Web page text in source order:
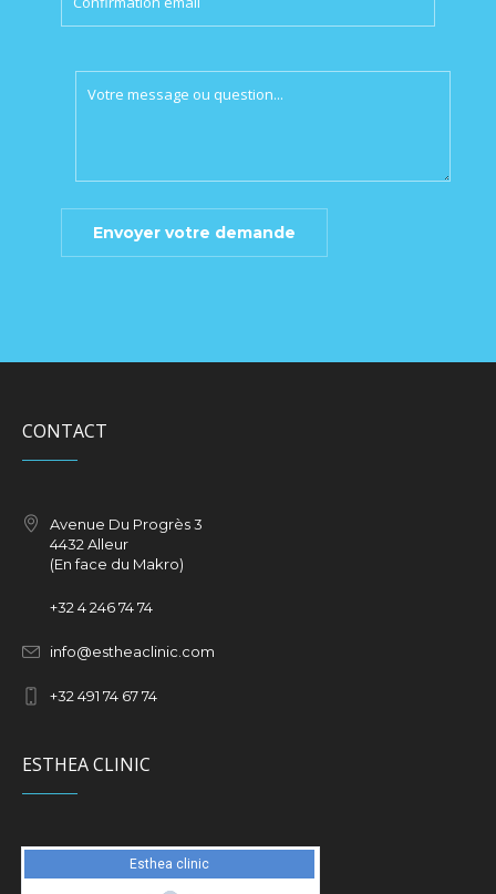
this
field
CONTACT
Avenue Du Progrès 3
4432 Alleur
(En face du Makro)
+324 246 74 74
info@estheaclinic.com
+32 491 74 67 74
ESTHEA CLINIC